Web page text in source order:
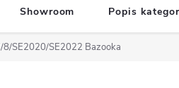
Showroom Popis
8/SE2020/SE2022 Bazooka